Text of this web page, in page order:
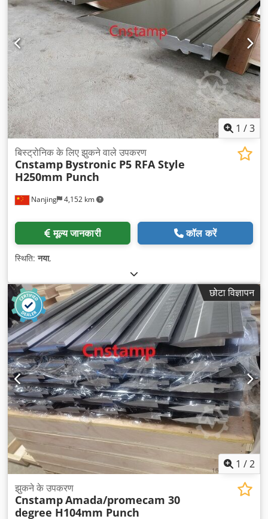
1 /3
Nanjing 4,152 km
बिस्ट्रोनिक के लिए झुकने वाले उपकरण
Cnstamp Bystronic P5 RFA Style
H250mm Punch
मूल्य जानकारी कॉल करें
स्थिति:नया,
छोटा विज्ञापन
1 /2
झुकने के उपकरण
CnstampAmada/promecam 30
degree H104mm Punch